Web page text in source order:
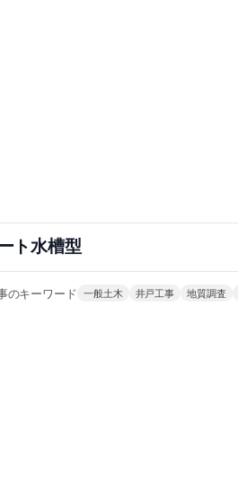
ト水槽型
のキーワード 一般土木 井戸工事 地質調査